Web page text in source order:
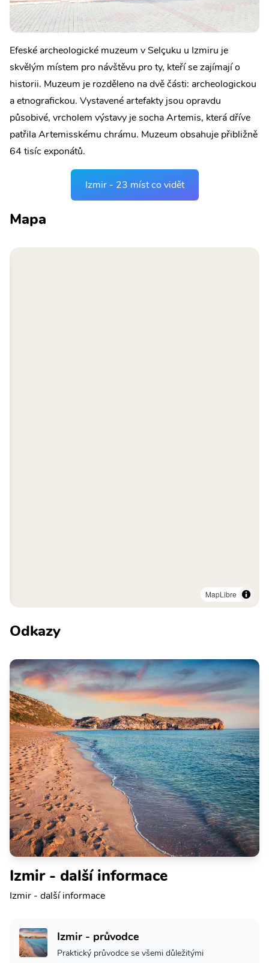
Efeské archeologické muzeum v Selçuku u Izmiru je
skvělým místem pro návštěvu pro ty, kteří se zajímají o
historii. Muzeum je rozděleno na dvě části: archeologickou
a etnografickou. Vystavené artefakty jsou opravdu
působivé, vrcholem výstavy je socha Artemis, která dříve
patřila Artemisskému chrámu. Muzeum obsahuje přibližně
64 tisíc exponátů.
Izmir - 23 míst co vidět
Mapa
MapLibre
Odkazy
Izmir - další informace
Izmir - další informace
Izmir - průvodce
Praktický průvodce se všemi důležitými